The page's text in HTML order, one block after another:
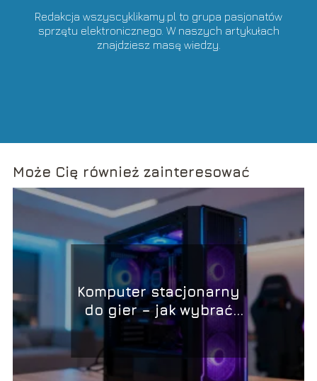
Redakcja wszyscyklikamy.pl to grupa pasjonatów
sprzętu elektronicznego. W naszych artykułach
znajdziesz masę wiedzy.
Może Cię również zainteresować
Komputer stacjonarny
do gier – jak wybrać
najlepszy zestaw?